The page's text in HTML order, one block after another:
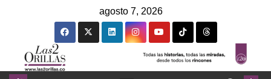
agosto 7, 2026